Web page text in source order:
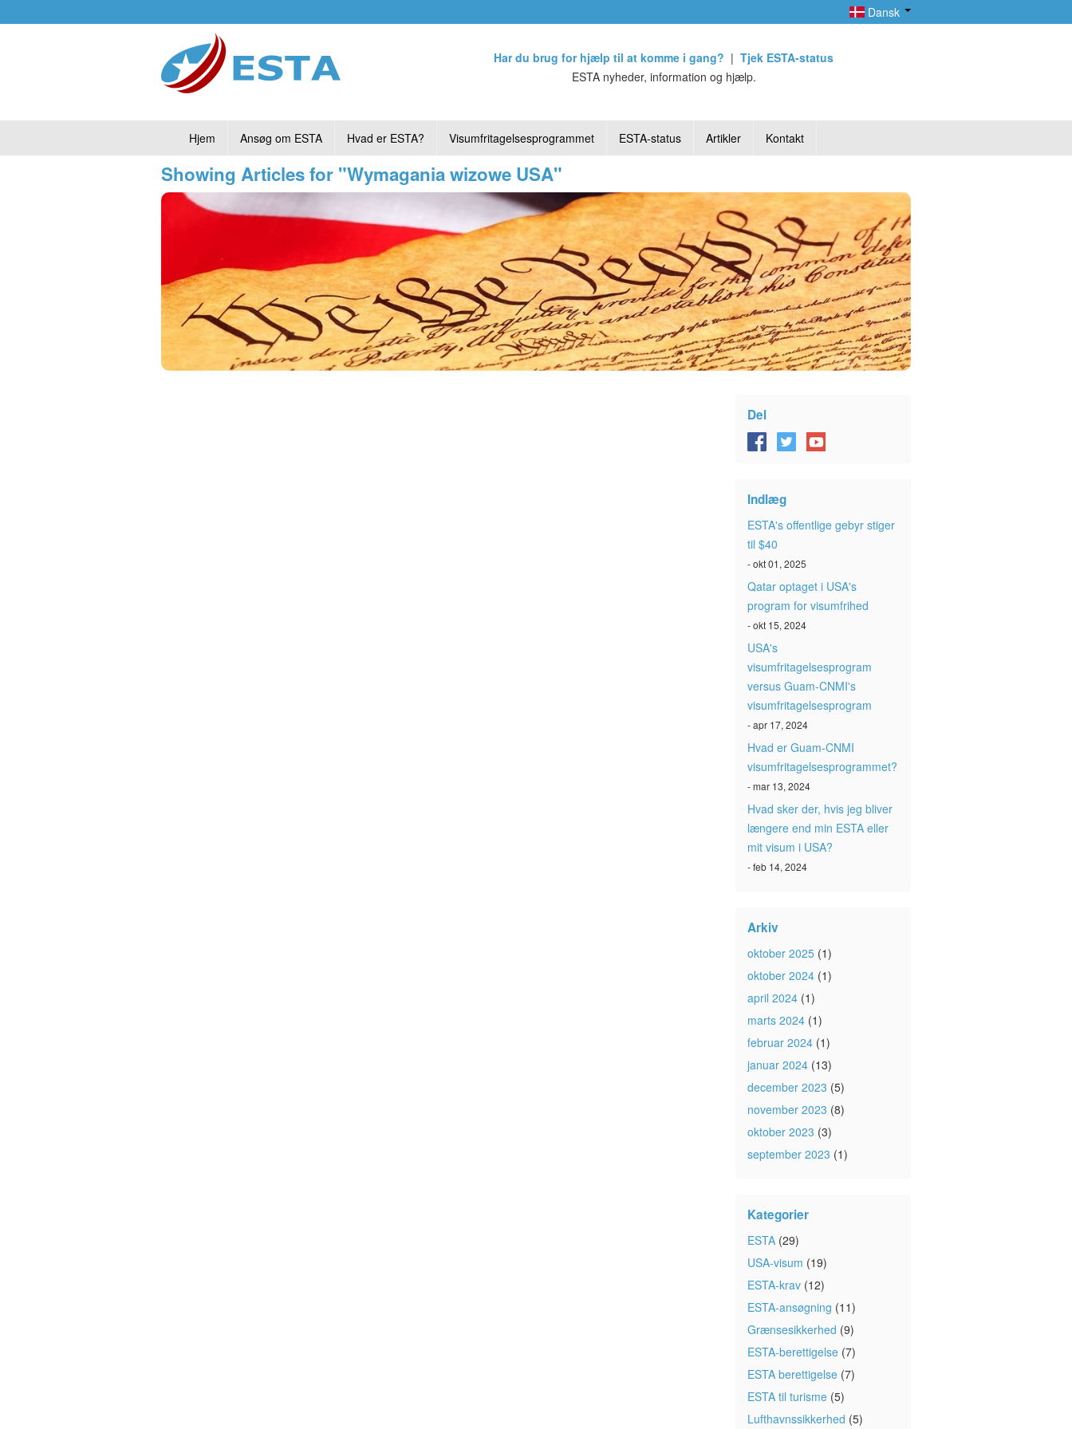
Dansk
Har du brug for hjælp til at komme i gang? | Tjek ESTA-status
ESTA nyheder, information og hjælp.
Hjem Ansøg om ESTA Hvad er ESTA? Visumfritagelsesprogrammet ESTA-status Artikler Kontakt
Showing Articles for "Wymagania wizowe USA"
Del
Indlæg
ESTA's offentlige gebyr stiger
til $40
- okt 01, 2025
Qatar optaget i USA's
program for visumfrihed
- okt 15, 2024
USA's
visumfritagelsesprogram
versus Guam-CNMI's
visumfritagelsesprogram
- apr 17, 2024
Hvad er Guam-CNMI
visumfritagelsesprogrammet?
- mar 13, 2024
Hvad sker der, hvis jeg bliver
længere end min ESTA eller
mit visum i USA?
- feb 14, 2024
Arkiv
oktober 2025 (1)
oktober 2024 (1)
april 2024 (1)
marts 2024 (1)
februar 2024 (1)
januar 2024 (13)
december 2023 (5)
november 2023 (8)
oktober 2023 (3)
september 2023 (1)
Kategorier
ESTA (29)
USA-visum (19)
ESTA-krav (12)
ESTA-ansøgning (11)
Grænsesikkerhed (9)
ESTA-berettigelse (7)
ESTA berettigelse (7)
ESTA til turisme (5)
Lufthavnssikkerhed (5)